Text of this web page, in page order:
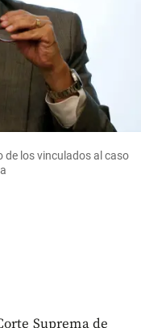
de los vinculados al caso
Suprema de